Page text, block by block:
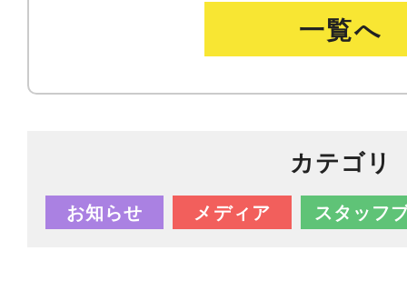
一覧へ
カテゴリ
お知らせ メディア スタッフ